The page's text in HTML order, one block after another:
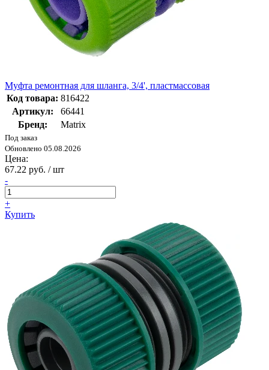
Муфта ремонтная для шланга, 3/4', пластмассовая
Код товара: 816422
Артикул:
66441
Бренд:
Matrix
Под заказ
Обновлено 05.08.2026
Цена:
67.22 руб. / шт
-
+
Купить